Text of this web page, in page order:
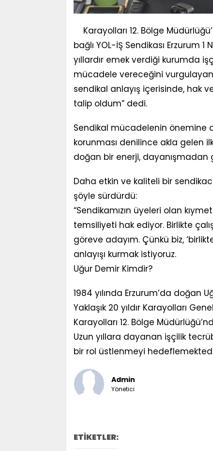
Karayolları 12. Bölge
bağlı YOL-İŞ Sendikası Erzurum 1
yıllardır emek verdiği kurumda
mücadele vereceğini
sendikal anlayış içerisinde, hak
talip oldum” dedi.
Sendikal mücadelenin önemine
korunması denilince akla gelen
doğan bir enerji, dayanışmadan
Daha etkin ve kaliteli bir
şöyle sürdürdü:
“Sendikamızın üyeleri olan
temsiliyeti hak ediyor. Birlikte
göreve adayım. Çünkü biz,
anlayışı kurmak istiyoruz.
Uğur Demir Kimdir?
1984 yılında Erzurum’da doğan
Yaklaşık 20 yıldır Karayolları
Karayolları 12. Bölge
Uzun yıllara dayanan işçilik
bir rol üstlenmeyi
Admin
Yönetici
ETİKETLER: